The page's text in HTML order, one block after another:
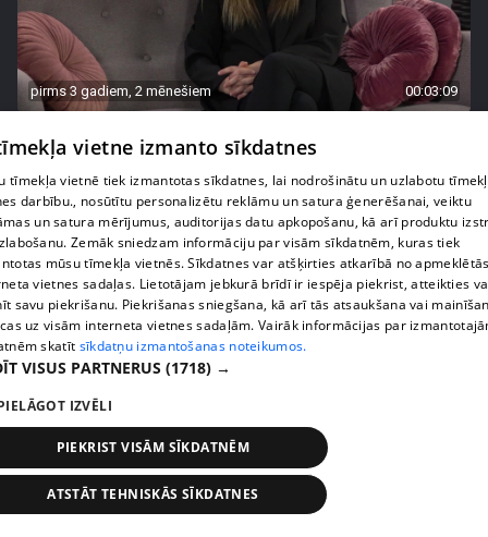
pirms 3 gadiem, 2 mēnešiem 00:03:09
18. epizode
pirms 3 gadiem, 2 mēnešiem
Katrīna Gupalo dalās pārdomās par brīžiem, kad
viņa sajūtas seksīga
17. epizode
vietne izmanto sīkdatnes
tīmekļa vietnē tiek izmantotas sīkdatnes, lai nodrošinātu un uzlabotu
darbību., nosūtītu personalizētu reklāmu un satura ģenerēšanai, veiktu
un satura mērījumus, auditorijas datu apkopošanu, kā arī produktu
Zemāk sniedzam informāciju par visām sīkdatnēm, kuras tiek
mūsu tīmekļa vietnēs. Sīkdatnes var atšķirties atkarībā no
vietnes sadaļas. Lietotājam jebkurā brīdī ir iespēja piekrist, atteikties
savu piekrišanu. Piekrišanas sniegšana, kā arī tās atsaukšana vai
uz visām interneta vietnes sadaļām. Vairāk informācijas par
skatīt sīkdatņu izmantošanas noteikumos.
VISUS PARTNERUS (1718) →
IZVĒLI
PIEKRIST VISĀM SĪKDATNĒM
ATSTĀT TEHNISKĀS SĪKDATNES